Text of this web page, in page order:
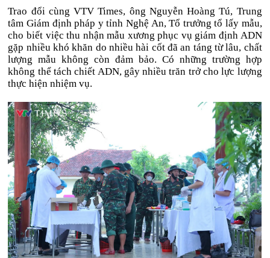
Trao đổi cùng VTV Times, ông Nguyễn Hoàng Tú, Trung
tâm Giám định pháp y tỉnh Nghệ An, Tổ trưởng tổ lấy mẫu,
cho biết việc thu nhận mẫu xương phục vụ giám định ADN
gặp nhiều khó khăn do nhiều hài cốt đã an táng từ lâu, chất
lượng mẫu không còn đảm bảo. Có những trường hợp
không thể tách chiết ADN, gây nhiều trăn trở cho lực lượng
thực hiện nhiệm vụ.